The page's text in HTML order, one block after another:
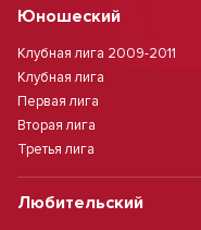
Юношеский
Клубная лига 2009-2011
Клубная лига
Первая лига
Вторая лига
Третья лига
Любительский